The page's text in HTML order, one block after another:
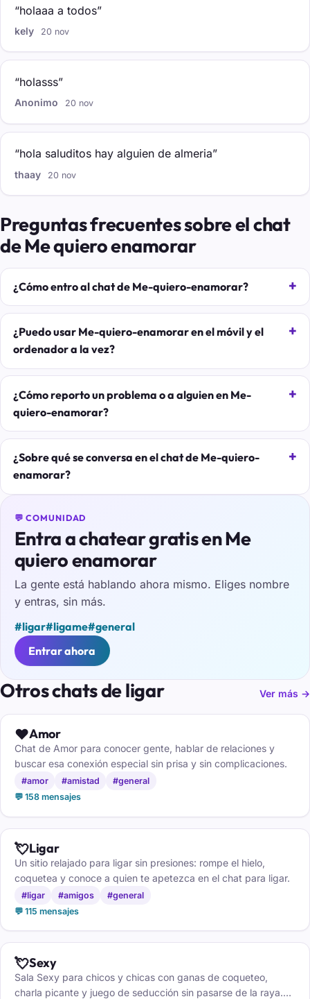
“holaaa a todos”
kely 20 nov
“holasss”
Anonimo 20 nov
“hola saluditos hay alguien de almeria”
thaay 20 nov
Preguntas frecuentes sobre el chat
de Me quiero enamorar
¿Cómo entro al chat de Me-quiero-enamorar?
¿Puedo usar Me-quiero-enamorar en el móvil y el
ordenador a la vez?
¿Cómo reporto un problema o a alguien en Me-
quiero-enamorar?
¿Sobre qué se conversa en el chat de Me-quiero-
enamorar?
💬 COMUNIDAD
Entra a chatear gratis en Me
quiero enamorar
La gente está hablando ahora mismo. Eliges nombre
y entras, sin más.
#ligar#ligame#general
Entrar ahora
Otros chats de ligar Ver más →
❤️Amor
Chat de Amor para conocer gente, hablar de relaciones y
buscar esa conexión especial sin prisa y sin complicaciones.
#amor #amistad
#general
💬 158 mensajes
💘Ligar
Un sitio relajado para ligar sin presiones: rompe el hielo,
coquetea y conoce a quien te apetezca en el chat para ligar.
#ligar #amigos
#general
💬 115 mensajes
💘Sexy
Sala Sexy para chicos y chicas con ganas de coqueteo,
charla picante y juego de seducción sin pasarse de la raya.